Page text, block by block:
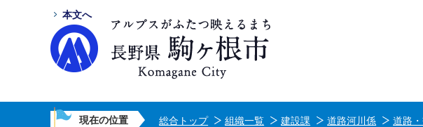
本文へ
現在の位置 総合トップ 組織一覧 建設課 道路河川係 道路